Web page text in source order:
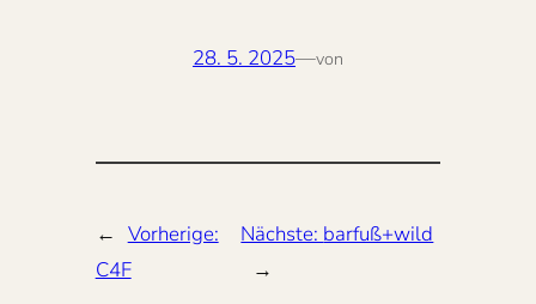
28. 5. 2025—von
← Vorherige:
C4F
Nächste: barfuß+wild
→